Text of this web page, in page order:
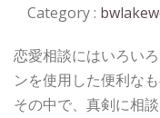
Category :
恋愛相談にはいろい
ンを使用した便利な
その中で、真剣に相